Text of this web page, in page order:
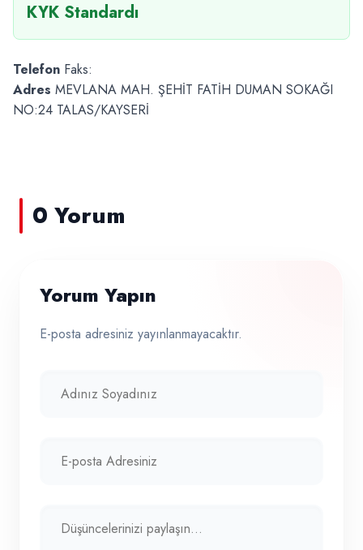
KYK Standardı
Telefon Faks:
Adres MEVLANA MAH. ŞEHİT FATİH DUMAN SOKAĞI
NO:24 TALAS/KAYSERİ
0 Yorum
Yorum Yapın
E-posta adresiniz yayınlanmayacaktır.